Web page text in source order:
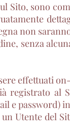
sono
non
senza
effettuati
registrato al
e password)
Utente del